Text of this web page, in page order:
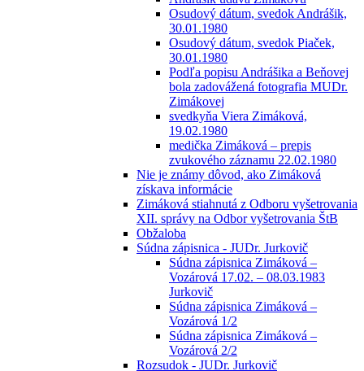
Osudový dátum, svedok Andrášik,
30.01.1980
Osudový dátum, svedok Piaček,
30.01.1980
Podľa popisu Andrášika a Beňovej
bola zadovážená fotografia MUDr.
Zimákovej
svedkyňa Viera Zimáková,
19.02.1980
medička Zimáková – prepis
zvukového záznamu 22.02.1980
Nie je známy dôvod, ako Zimáková
získava informácie
Zimáková stiahnutá z Odboru vyšetrovania
XII. správy na Odbor vyšetrovania ŠtB
Obžaloba
Súdna zápisnica - JUDr. Jurkovič
Súdna zápisnica Zimáková –
Vozárová 17.02. – 08.03.1983
Jurkovič
Súdna zápisnica Zimáková –
Vozárová 1/2
Súdna zápisnica Zimáková –
Vozárová 2/2
Rozsudok - JUDr. Jurkovič